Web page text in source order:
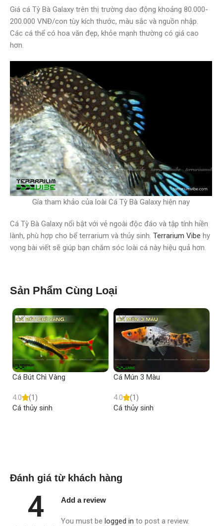
Giá cá Tỳ Bà Galaxy trên thị trường dao động khoảng 80.000-
200.000 VNĐ/con tùy kích thước, màu sắc và nguồn nhập.
Các cá thể có hoa văn đẹp, khỏe mạnh thường có giá cao
hơn.
Gía tham khảo của loài Cá Tỳ Bà Galaxy hiện nay
Cá Tỳ Bà Galaxy nổi bật với vẻ ngoài độc đáo và tập tính hiền
lành, phù hợp cho bể terrarium và thủy sinh. Terrarium Vibe hy
vọng bài viết sẽ giúp bạn chăm sóc loài cá này hiệu quả hơn.
Sản Phẩm Cùng Loại
Cá Bút Chì Vàng
4.0
(1)
Cá thủy sinh
Cá Mún 3 Màu
4.0
(1)
Cá thủy sinh
Đánh giá từ khách hàng
4 Add a review
You must be logged in to post a review.